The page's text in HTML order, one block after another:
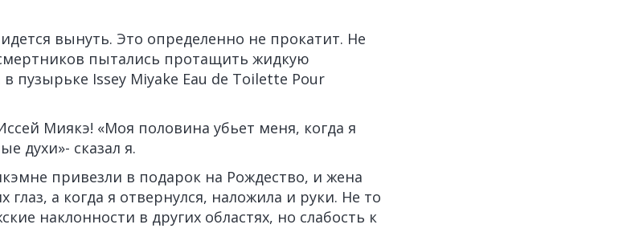
вынуть. Это определенно не прокатит. Не
пытались протащить жидкую
пузырьке Issey Miyake Eau de Toilette Pour
Миякэ! «Моя половина убьет меня, когда я
духи»- сказал я.
привезли в подарок на Рождество, и жена
а когда я отвернулся, наложила и руки. Не то
наклонности в других областях, но слабость к